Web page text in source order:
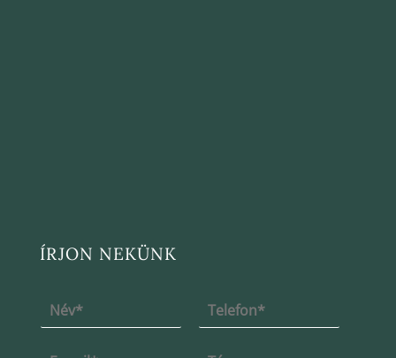
ÍRJON NEKÜNK